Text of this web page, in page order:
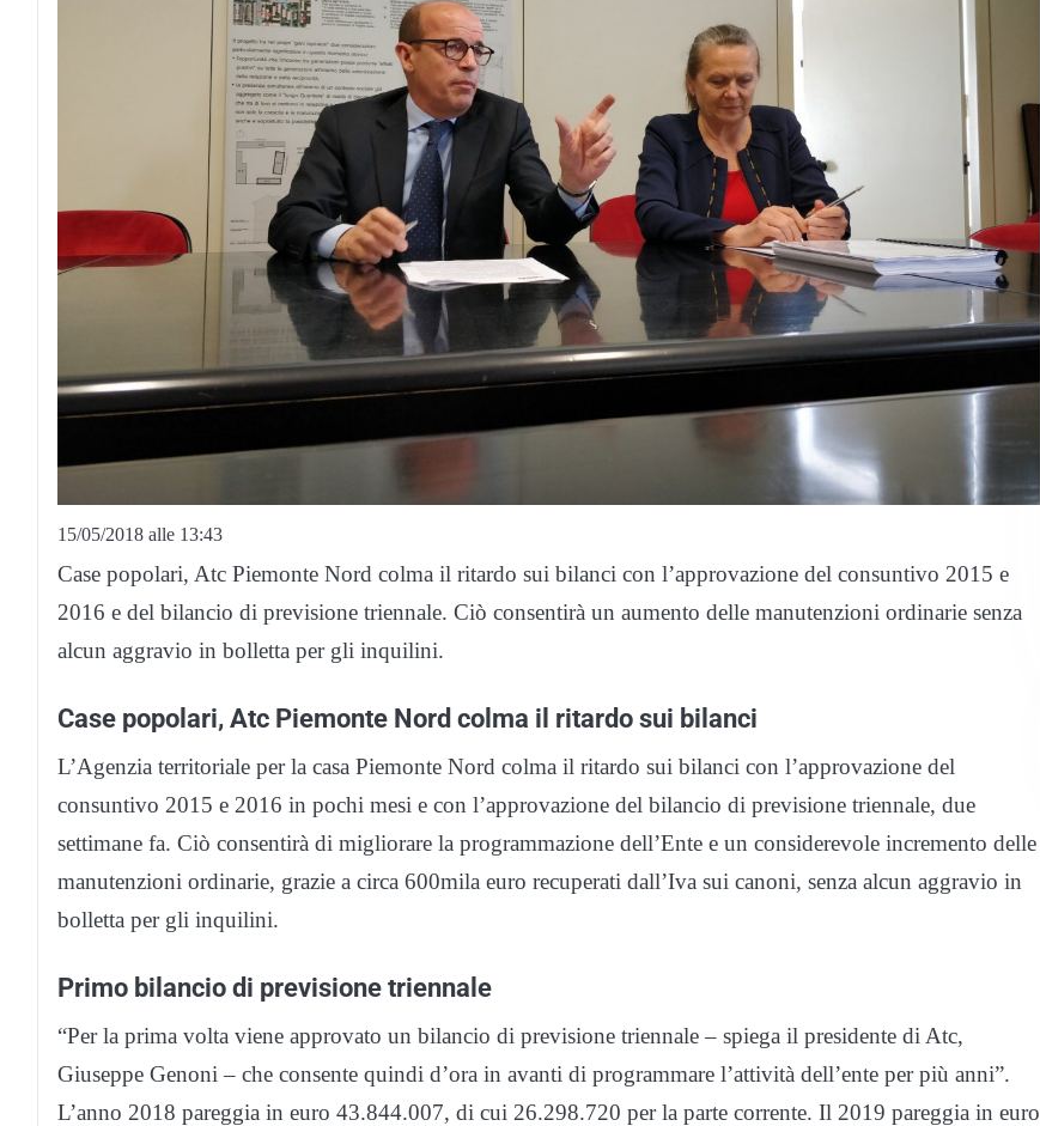
15/05/2018 alle 13:43
Case popolari, Atc Piemonte Nord colma il ritardo sui bilanci con l’approvazione del consuntivo 2015 e
2016 e del bilancio di previsione triennale. Ciò consentirà un aumento delle manutenzioni ordinarie senza
alcun aggravio in bolletta per gli inquilini.
Case popolari, Atc Piemonte Nord colma il ritardo sui bilanci
L’Agenzia territoriale per la casa Piemonte Nord colma il ritardo sui bilanci con l’approvazione del
consuntivo 2015 e 2016 in pochi mesi e con l’approvazione del bilancio di previsione triennale, due
settimane fa. Ciò consentirà di migliorare la programmazione dell’Ente e un considerevole incremento delle
manutenzioni ordinarie, grazie a circa 600mila euro recuperati dall’Iva sui canoni, senza alcun aggravio in
bolletta per gli inquilini.
Primo bilancio di previsione triennale
“Per la prima volta viene approvato un bilancio di previsione triennale – spiega il presidente di Atc,
Giuseppe Genoni – che consente quindi d’ora in avanti di programmare l’attività dell’ente per più anni”.
L’anno 2018 pareggia in euro 43.844.007, di cui 26.298.720 per la parte corrente. Il 2019 pareggia in euro